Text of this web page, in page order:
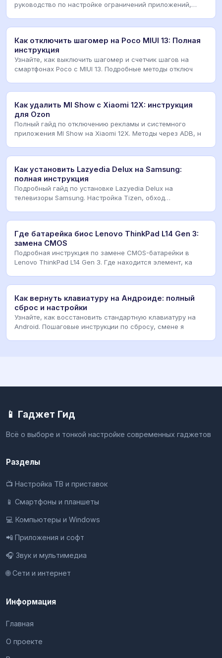
руководство по настройке ограничений приложений,
Как отключить шагомер на Poco MIUI 13: Полная
инструкция
Узнайте, как выключить шагомер и счетчик шагов на
смартфонах Poco с MIUI 13. Подробные методы отключ
Как удалить MI Show с Xiaomi 12X: инструкция
для Ozon
Полный гайд по отключению рекламы и системного
приложения MI Show на Xiaomi 12X. Методы через ADB, н
Как установить Lazyedia Delux на Samsung:
полная инструкция
Подробный гайд по установке Lazyedia Delux на
телевизоры Samsung. Настройка Tizen, обход
Где батарейка биос Lenovo ThinkPad L14 Gen 3:
замена CMOS
Подробная инструкция по замене CMOS-батарейки в
Lenovo ThinkPad L14 Gen 3. Где находится элемент, ка
Как вернуть клавиатуру на Андроиде: полный
сброс и настройки
Узнайте, как восстановить стандартную клавиатуру на
Android. Пошаговые инструкции по сбросу, смене я
📱 Гаджет Гид
Всё о выборе и тонкой настройке современных гаджетов
Разделы
📺 Настройка ТВ и приставок
📱 Смартфоны и планшеты
💻 Компьютеры и Windows
📲 Приложения и софт
🎧 Звук и мультимедиа
🌐 Сети и интернет
Информация
Главная
О проекте